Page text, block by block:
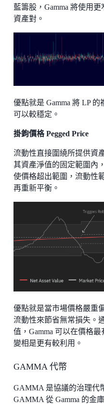
藍籌股，Gamma 將使用
資產對。
優點就是 Gamma 將 LP
可以較穩定。
掛鉤價格 Pegged Price
流動性直接圍繞所提供資
其資產淨值的固定範圍內
使價格超出範圍，流動性
再重新平衡。
優點就是當市場價格嚴重
流動性來節省無常損失。
值，Gamma 可以在價格
變相是更有較利用。
GAMMA 代幣
GAMMA 是協議的治理代
GAMMA 從 Gamma 的金